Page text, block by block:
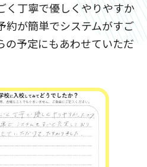
く丁寧で優しくやりやすか
約が簡単でシステムがすご
の予定にもあわせていただ